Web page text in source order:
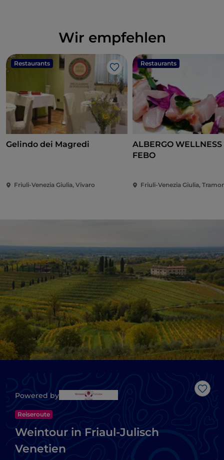
Wir empfehlen
Restaurants
Like
Gelindo dei Magredi
Friuli-Venezia Giulia, Vivaro
Restaurants
ALBERGO
FEBO
Like
Powered by
Reiseroute
Weintour in Friaul-Julisch
Venetien